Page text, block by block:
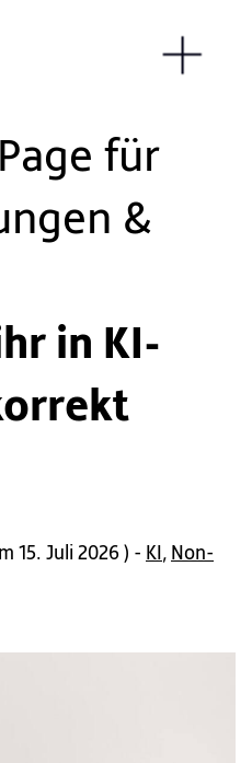
für
&
in KI-
15. Juli 2026 ) - KI , Non-